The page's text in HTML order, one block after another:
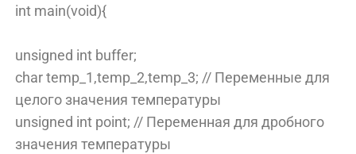
int main(void){
unsigned int buffer;
char temp_1,temp_2,temp_3; // Переменные для
целого значения температуры
unsigned int point; // Переменная для дробного
значения температуры